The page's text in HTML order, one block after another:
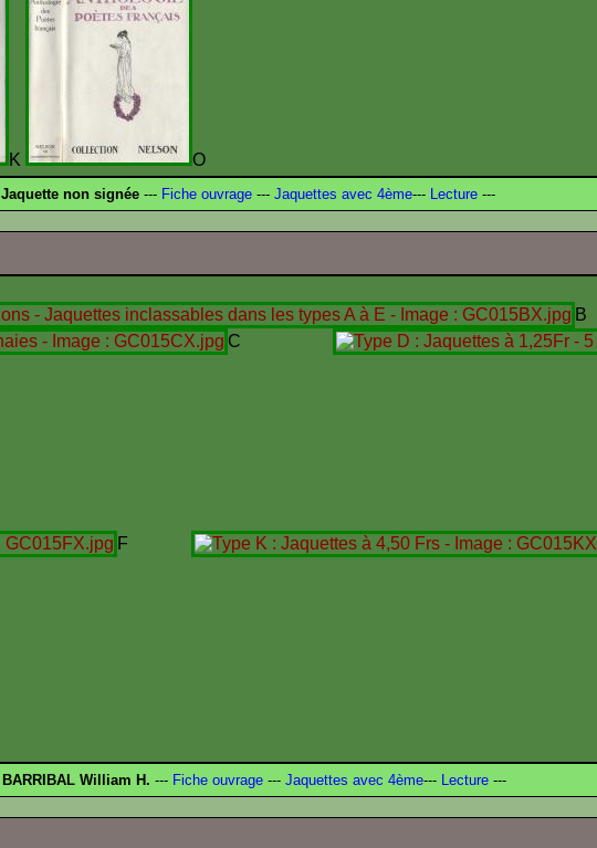
K O
Jaquette non signée --- Fiche ouvrage --- Jaquettes avec 4ème--- Lecture ---
B
C
F
BARRIBAL William H. --- Fiche ouvrage --- Jaquettes avec 4ème--- Lecture ---